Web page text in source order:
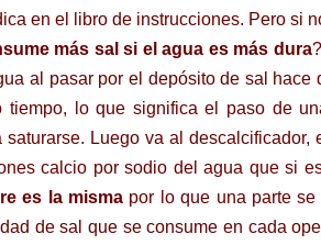
en el libro de instrucciones. Pero si
más sal si el agua es más dura
al pasar por el depósito de sal
tiempo, lo que significa el paso de
saturarse. Luego va al
calcio por sodio del agua que si
es la misma por lo que una parte
de sal que se consume en cada